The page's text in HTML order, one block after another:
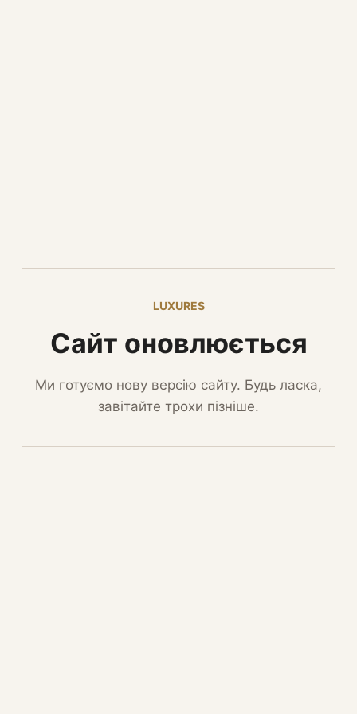
LUXURES
Сайт оновлюється
Ми готуємо нову версію сайту. Будь ласка,
завітайте трохи пізніше.